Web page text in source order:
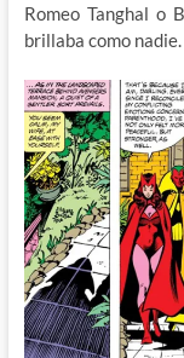
Romeo Tanghal o
brillaba como nadie.